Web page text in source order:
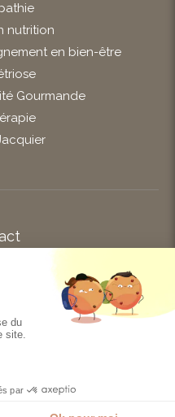
nutrition
en bien-être
Gourmande
Brianderies
Vertou
vous